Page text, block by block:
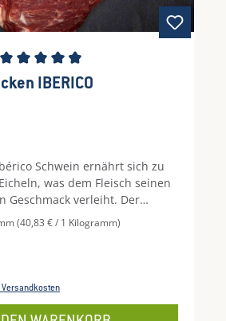
Bewertung von 4.83 von 5
IBERICO
Schwein ernährt sich zu
was dem Fleisch seinen
Geschmack verleiht. Der
auch als Schweinekamm oder
die vordere Verlängerung des
ist stark von Fett
daher herrlich saftig und
Schmoren oder in Steaks
(40,83 € / 1 Kilogramm)
Versandkosten